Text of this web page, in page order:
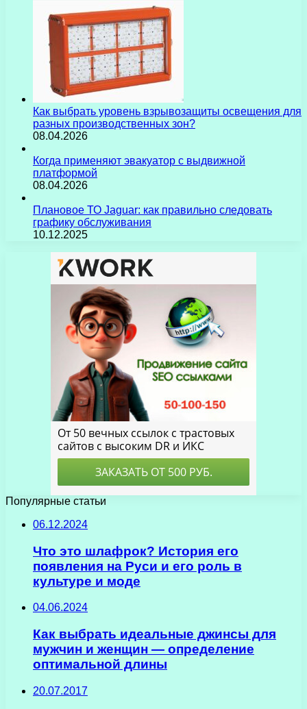
Как выбрать уровень взрывозащиты освещения для
разных производственных зон?
08.04.2026
Когда применяют эвакуатор с выдвижной
платформой
08.04.2026
Плановое ТО Jaguar: как правильно следовать
графику обслуживания
10.12.2025
Популярные статьи
06.12.2024
Что это шлафрок? История его
появления на Руси и его роль в
культуре и моде
04.06.2024
Как выбрать идеальные джинсы для
мужчин и женщин — определение
оптимальной длины
20.07.2017